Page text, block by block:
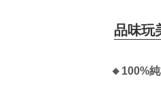
品味玩
🔸100%